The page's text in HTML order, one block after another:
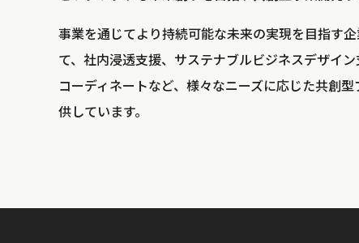
事業を通じてより持続可能な未来の実現を目指す
て、社内浸透支援、サステナブルビジネスデザイ
コーディネートなど、様々なニーズに応じた共創
供しています。